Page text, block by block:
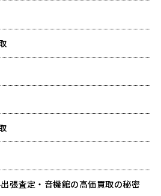
張査定・音機館の高価買取の秘密